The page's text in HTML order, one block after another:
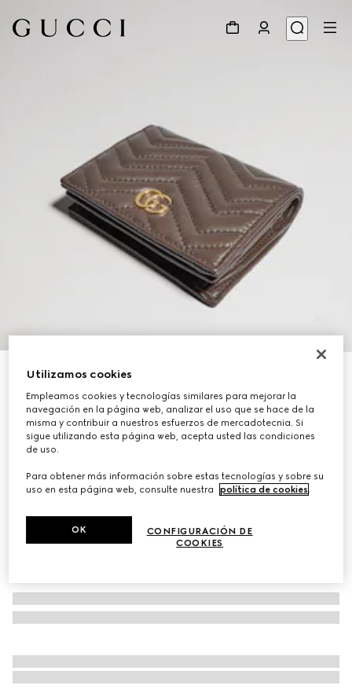
Cartera Pequeña GG Marmont
MXN 12,100
Variacionespiel taupe oscura
Utilizamos cookies
Empleamos cookies y tecnologías similares para mejorar la
navegación en la página web, analizar el uso que se hace de la
misma y contribuir a nuestros esfuerzos de mercadotecnia. Si
sigue utilizando esta página web, acepta usted las condiciones
de uso.
Para obtener más información sobre estas tecnologías y sobre su
uso en esta página web, consulte nuestra
política de cookies.
CONFIGURACIÓN DE
COOKIES
OK